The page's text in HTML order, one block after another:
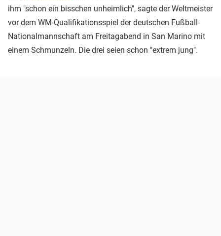
ihm "schon ein bisschen unheimlich", sagte der Weltmeister
vor dem WM-Qualifikationsspiel der deutschen Fußball-
Nationalmannschaft am Freitagabend in San Marino mit
einem Schmunzeln. Die drei seien schon "extrem jung".